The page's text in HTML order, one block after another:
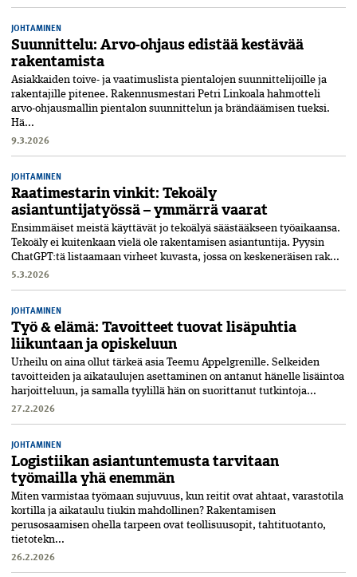
JOHTAMINEN
Suunnittelu: Arvo-ohjaus edistää kestävää
rakentamista
Asiakkaiden toive- ja vaatimuslista pientalojen suunnittelijoille ja
rakentajille pitenee. Rakennusmestari Petri Linkoala hahmotteli
arvo-ohjausmallin pientalon suunnittelun ja brändäämisen tueksi.
Hä...
9.3.2026
JOHTAMINEN
Raatimestarin vinkit: Tekoäly
asiantuntijatyössä – ymmärrä vaarat
Ensimmäiset meistä käyttävät jo tekoälyä säästääkseen työaikaansa.
T­ekoäly ei kuitenkaan vielä ole rakentamisen asiantuntija. Pyysin
ChatGPT:tä listaamaan virheet kuvas­ta, jossa on keskeneräisen rak...
5.3.2026
JOHTAMINEN
Työ & elämä: Tavoitteet tuovat lisäpuhtia
liikuntaan ja opiskeluun
Urheilu on aina ollut tärkeä asia Teemu Appelgrenille. Selkeiden
tavoitteiden ja aikataulujen asettaminen on antanut hänelle lisäintoa
harjoitteluun, ja samalla tyylillä hän on suorittanut tutkintoja...
27.2.2026
JOHTAMINEN
Logistiikan asiantuntemusta tarvitaan
työmailla yhä enemmän
Miten varmistaa työmaan sujuvuus, kun reitit ovat ahtaat, varastotila
kortilla ja aikataulu tiukin mahdollinen? Rakentamisen
perusosaamisen ohella tarpeen ovat teollisuusopit, tahtituotanto,
tietotekn...
26.2.2026